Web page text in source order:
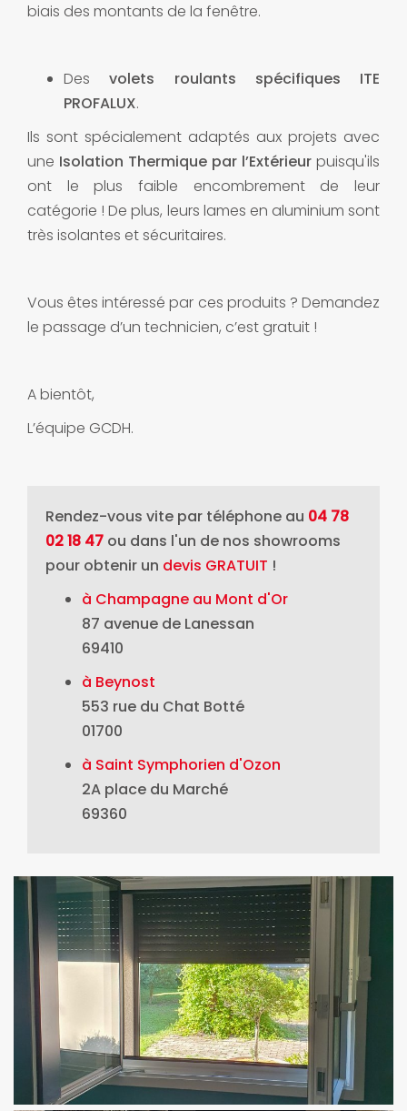
biais des montants de la fenêtre.
Des volets roulants spécifiques ITE
PROFALUX.
Ils sont spécialement adaptés aux projets avec
une Isolation Thermique par l’Extérieur puisqu'ils
ont le plus faible encombrement de leur
catégorie ! De plus, leurs lames en aluminium sont
très isolantes et sécuritaires.
Vous êtes intéressé par ces produits ? Demandez
le passage d’un technicien, c’est gratuit !
A bientôt,
L’équipe GCDH.
Rendez-vous vite par téléphone au 04 78
02 18 47 ou dans l'un de nos showrooms
pour obtenir un devis GRATUIT !
à Champagne au Mont d'Or
87 avenue de Lanessan
69410
à Beynost
553 rue du Chat Botté
01700
à Saint Symphorien d'Ozon
2A place du Marché
69360